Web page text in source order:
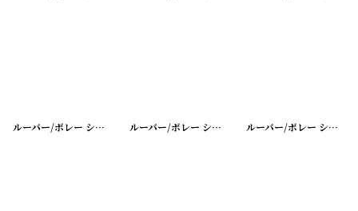
ルーバー/ボレー シャッター シングル [20200401-28 ]
ルーバー/ボレー シャッター シングル [20200401-
ルーバー/ボレー シャッター シングル